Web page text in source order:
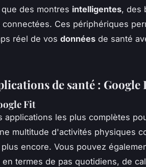
des montres intelligentes, des
Ces périphériques
réel de vos données de santé
de santé : Google
Fit
applications les plus complètes
multitude d'activités physiques
encore. Vous pouvez
termes de pas quotidiens, de